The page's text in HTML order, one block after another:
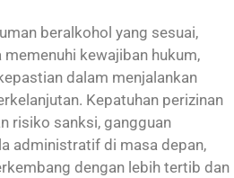
beralkohol yang sesuai,
kewajiban hukum,
dalam menjalankan
Kepatuhan perizinan
risiko sanksi, gangguan
administratif di masa depan,
dengan lebih tertib dan